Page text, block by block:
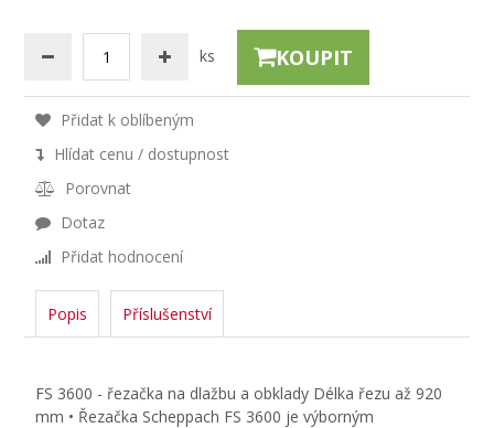
ks KOUPIT
Přidat k oblíbeným
Hlídat cenu / dostupnost
Porovnat
Dotaz
Přidat hodnocení
Popis Příslušenství
FS 3600 - řezačka na dlažbu a obklady Délka řezu až 920
mm • Řezačka Scheppach FS 3600 je výborným